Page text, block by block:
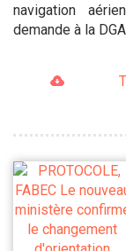
navigation
demande à la